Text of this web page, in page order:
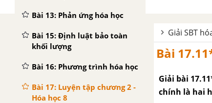
Bài 13: Phản ứng hóa học
Bài 15: Định luật bảo toàn
khối lượng
Bài 16: Phương trình hóa học
Bài 17: Luyện tập chương 2 -
Hóa học 8
Giải SBT
Bài
Giải bài
chính là hai